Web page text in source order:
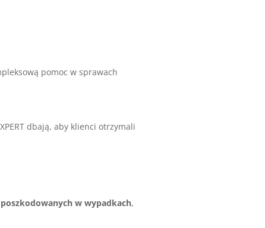
pomoc w sprawach
dbają, aby klienci otrzymali
w wypadkach,